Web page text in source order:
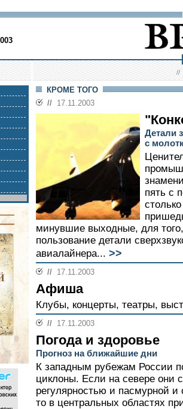
//
КРОМЕ ТОГО
// 17.11.2003
Детали
с
пять с
минувшие выходные, для
пользование детали
авиалайнера... >>
// 17.11.2003
Афиша
Клубы, концерты, театры,
// 17.11.2003
Погода и здоровье
Прогноз на ближайшие дни
К западным рубежам России
циклоны. Если на севере они
регулярностью и пасмурной и
то в центральных областях